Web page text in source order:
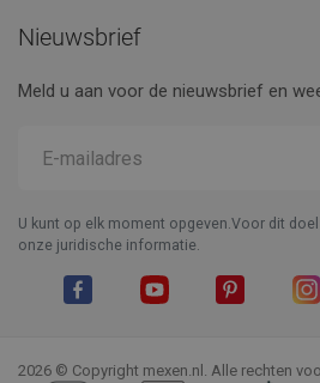
Nieuwsbrief
Meld u aan voor de nieuwsbrief en
U kunt op elk moment opgeven.Voor dit
onze juridische informatie.
2026 © Copyright mexen.nl. Alle rechten